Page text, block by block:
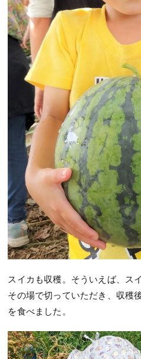
スイカも収穫。そういえば、ス
その場で切っていただき、収穫
を食べました。